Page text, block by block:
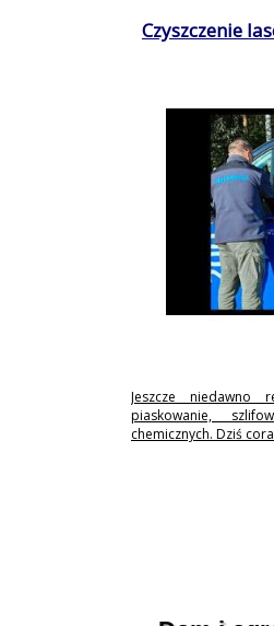
Czyszczenie
Jeszcze niedawno
piaskowanie,
chemicznych. Dziś